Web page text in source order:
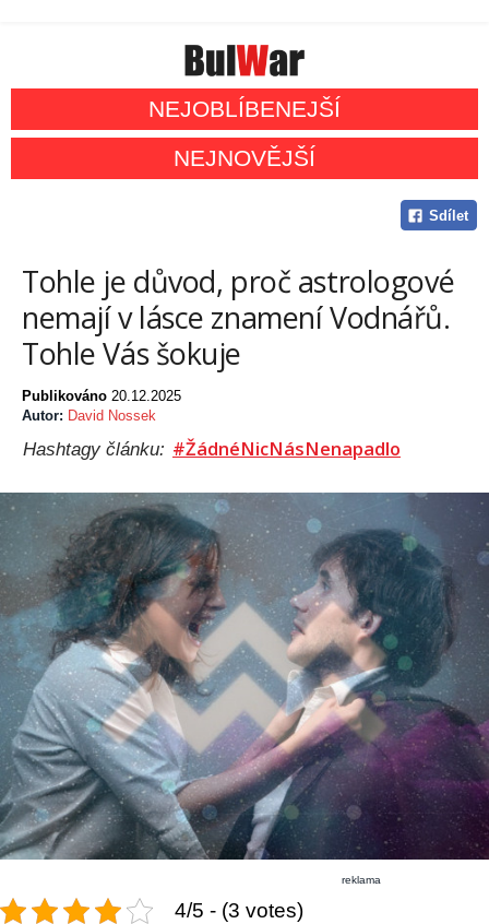
NEJOBLÍBENEJŠÍ
NEJNOVĚJŠÍ
Sdílet
Tohle je důvod, proč astrologové
nemají v lásce znamení Vodnářů.
Tohle Vás šokuje
Publikováno 20.12.2025
Autor: David Nossek
Hashtagy článku: #ŽádnéNicNásNenapadlo
reklama
4/5 - (3 votes)